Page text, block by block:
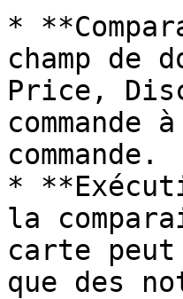
*
champ de
Price,
commande.
*
la
carte
que des